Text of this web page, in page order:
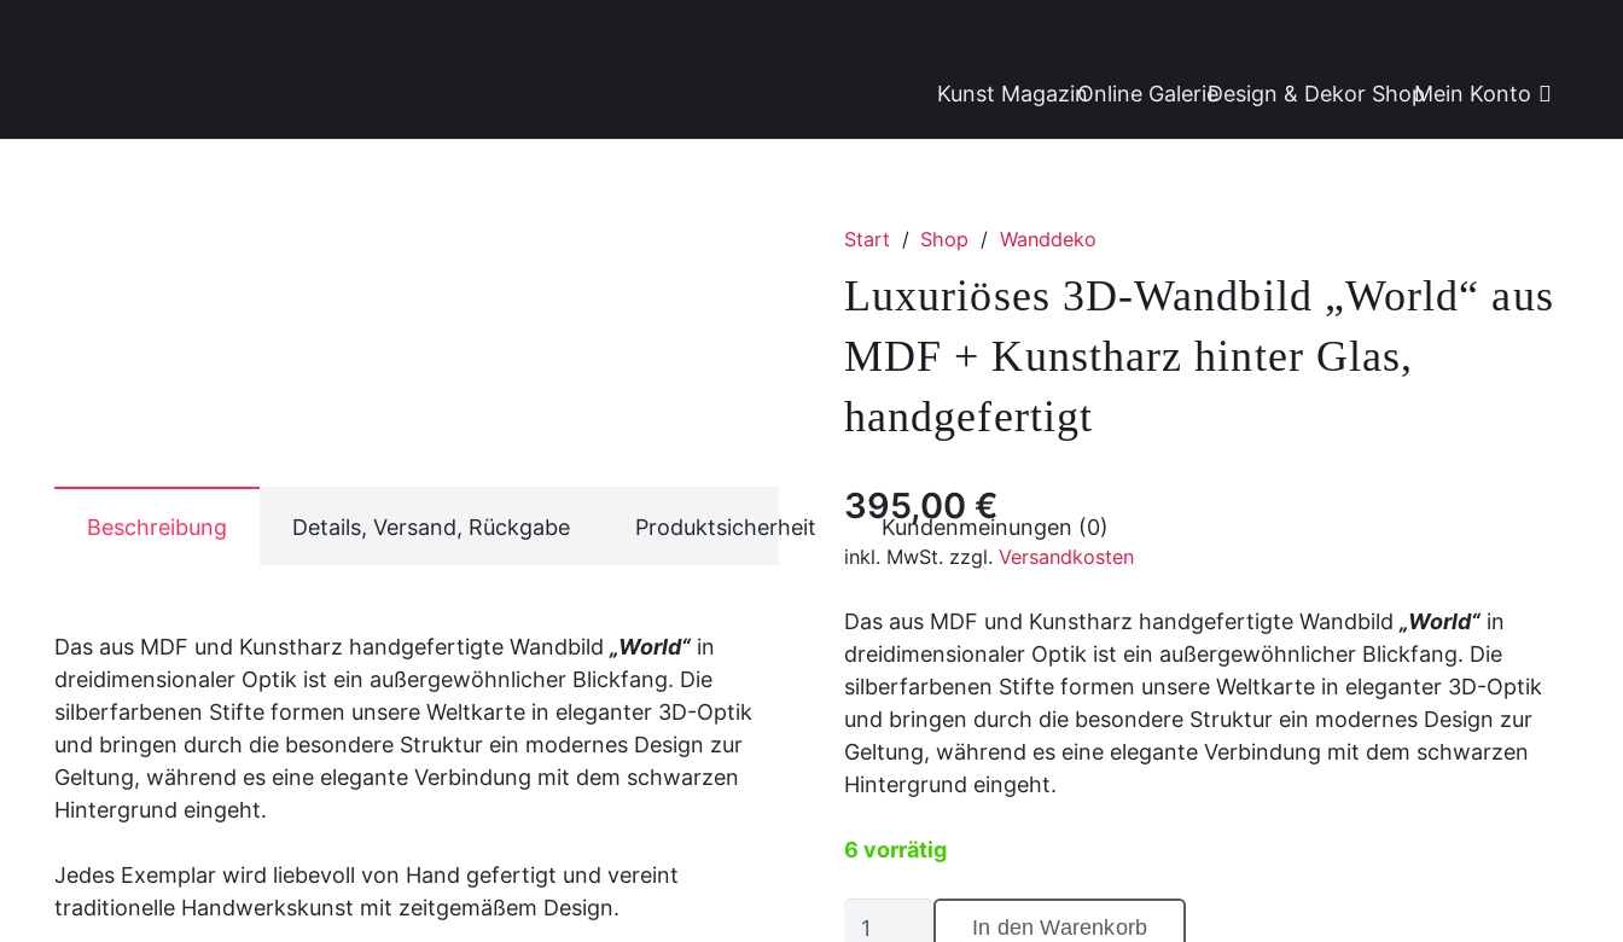
Kunst MagazinOnline GalerieDesign & Dekor ShopMein Konto
Beschreibung Details, Versand, Rückgabe Produktsicherheit Kundenmeinungen (0)
Das aus MDF und Kunstharz handgefertigte Wandbild „World“in
dreidimensionaler Optik ist ein außergewöhnlicher Blickfang. Die
silberfarbenen Stifte formen unsere Weltkarte in eleganter 3D-Optik
und bringen durch die besondere Struktur ein modernes Design zur
Geltung, während es eine elegante Verbindung mit dem schwarzen
Hintergrund eingeht.
Jedes Exemplar wird liebevoll von Hand gefertigt und vereint
traditionelle Handwerkskunst mit zeitgemäßem Design.
Start / Shop / Wanddeko
Luxuriöses 3D-Wandbild „World“ aus
MDF + Kunstharz hinter Glas,
handgefertigt
395,00 €
inkl. MwSt. zzgl. Versandkosten
Das aus MDF und Kunstharz handgefertigte Wandbild „World“in
dreidimensionaler Optik ist ein außergewöhnlicher Blickfang. Die
silberfarbenen Stifte formen unsere Weltkarte in eleganter 3D-Optik
und bringen durch die besondere Struktur ein modernes Design zur
Geltung, während es eine elegante Verbindung mit dem schwarzen
Hintergrund eingeht.
6 vorrätig
Luxuriöses
In den Warenkorb